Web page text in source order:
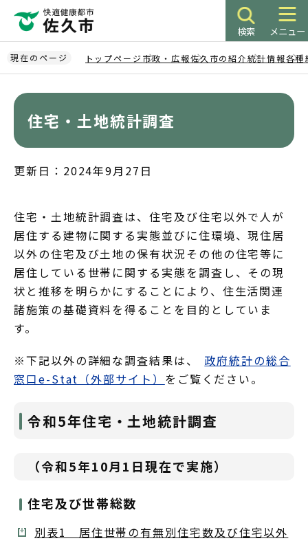
ペ
ー
ジ
検索 メニュー
現在のページ トップページ 市政・広報佐久市の紹介統計情報各種
住宅・土地統計調査
更新日：2024年9月27日
住宅・土地統計調査は、住宅及び住宅以外で人が
居住する建物に関する実態並びに住環境、現住居
以外の住宅及び土地の保有状況その他の住宅等に
居住している世帯に関する実態を調査し、その現
状と推移を明らかにすることにより、住生活関連
諸施策の基礎資料を得ることを目的としていま
す。
※下記以外の詳細な調査結果は、 政府統計の総合
窓口e-Stat（外部サイト） をご覧ください。
令和5年住宅・土地統計調査
（令和5年10月1日現在で実施）
住宅及び世帯総数
別表1 居住世帯の有無別住宅数及び住宅以外